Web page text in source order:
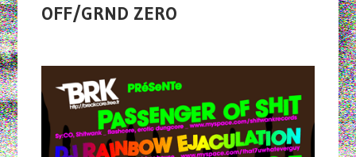
OFF/GRND ZERO